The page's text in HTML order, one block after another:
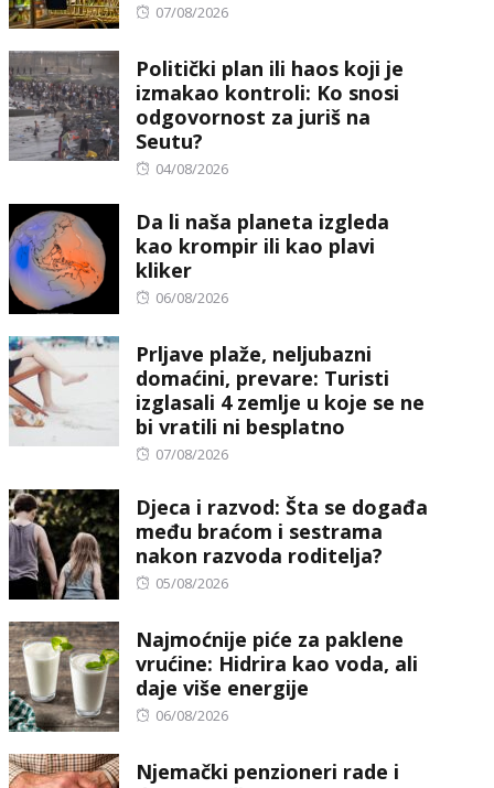
Posted
07/08/2026
Politički plan ili haos koji je
izmakao kontroli: Ko snosi
odgovornost za juriš na
Seutu?
Posted
04/08/2026
Da li naša planeta izgleda
kao krompir ili kao plavi
kliker
Posted
06/08/2026
Prljave plaže, neljubazni
domaćini, prevare: Turisti
izglasali 4 zemlje u koje se ne
bi vratili ni besplatno
Posted
07/08/2026
Djeca i razvod: Šta se događa
među braćom i sestrama
nakon razvoda roditelja?
Posted
05/08/2026
Najmoćnije piće za paklene
vrućine: Hidrira kao voda, ali
daje više energije
Posted
06/08/2026
Njemački penzioneri rade i